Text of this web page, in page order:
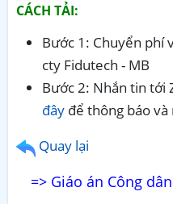
CÁCH TẢI:
Bước 1: Chuyển phí
cty Fidutech - MB
Bước 2: Nhắn tin tới
đây để thông báo và
Quay lại
=> Giáo án Công